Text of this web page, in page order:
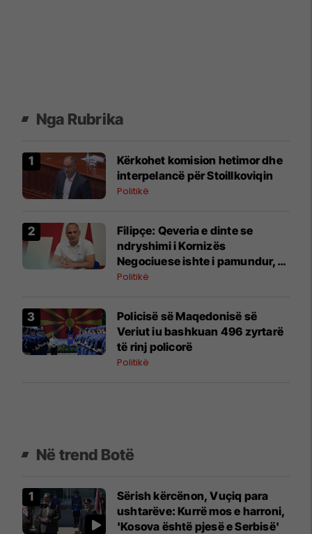
Nga Rubrika
Kërkohet komision hetimor dhe
interpelancë për Stoillkoviqin
Politikë
Filipçe: Qeveria e dinte se
ndryshimi i Kornizës
Negociuese ishte i pamundur,
por zgjodhi të luante me
Politikë
Policisë së Maqedonisë së
Veriut iu bashkuan 496 zyrtarë
të rinj policorë
Politikë
Në trend Botë
Sërish kërcënon, Vuçiq para
ushtarëve: Kurrë mos e harroni,
'Kosova është pjesë e Serbisë'